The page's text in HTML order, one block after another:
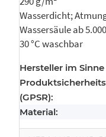
Wasserdicht;
Wassersäule ab
30 °C waschbar
Hersteller im
(GPSR):
Material: